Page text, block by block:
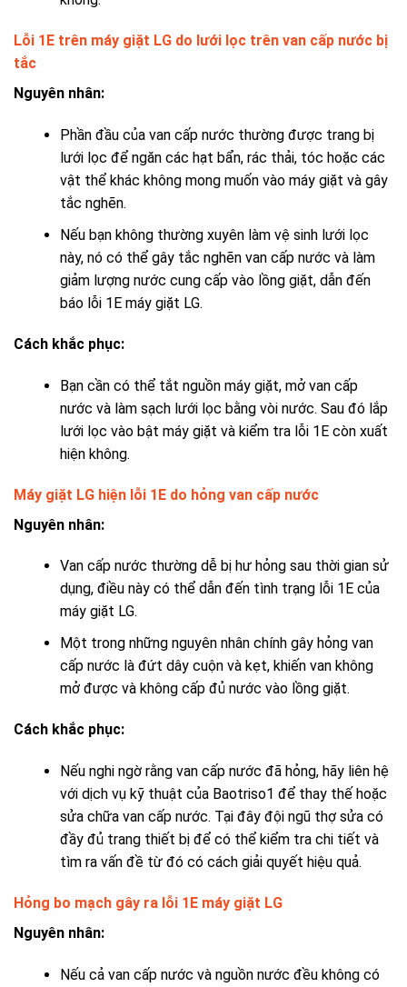
Lỗi 1E trên máy giặt LG do lưới lọc trên van cấp nước bị
tắc
Nguyên nhân:
Phần đầu của van cấp nước thường được trang bị
lưới lọc để ngăn các hạt bẩn, rác thải, tóc hoặc các
vật thể khác không mong muốn vào máy giặt và gây
tắc nghẽn.
Nếu bạn không thường xuyên làm vệ sinh lưới lọc
này, nó có thể gây tắc nghẽn van cấp nước và làm
giảm lượng nước cung cấp vào lồng giặt, dẫn đến
báo lỗi 1E máy giặt LG.
Cách khắc phục:
Bạn cần có thể tắt nguồn máy giặt, mở van cấp
nước và làm sạch lưới lọc bằng vòi nước. Sau đó lắp
lưới lọc vào bật máy giặt và kiểm tra lỗi 1E còn xuất
hiện không.
Máy giặt LG hiện lỗi 1E do hỏng van cấp nước
Nguyên nhân:
Van cấp nước thường dễ bị hư hỏng sau thời gian sử
dụng, điều này có thể dẫn đến tình trạng lỗi 1E của
máy giặt LG.
Một trong những nguyên nhân chính gây hỏng van
cấp nước là đứt dây cuộn và kẹt, khiến van không
mở được và không cấp đủ nước vào lồng giặt.
Cách khắc phục:
Nếu nghi ngờ rằng van cấp nước đã hỏng, hãy liên hệ
với dịch vụ kỹ thuật của Baotriso1 để thay thế hoặc
sửa chữa van cấp nước. Tại đây đội ngũ thợ sửa có
đầy đủ trang thiết bị để có thể kiểm tra chi tiết và
tìm ra vấn đề từ đó có cách giải quyết hiệu quả.
Hỏng bo mạch gây ra lỗi 1E máy giặt LG
Nguyên nhân:
Nếu cả van cấp nước và nguồn nước đều không có